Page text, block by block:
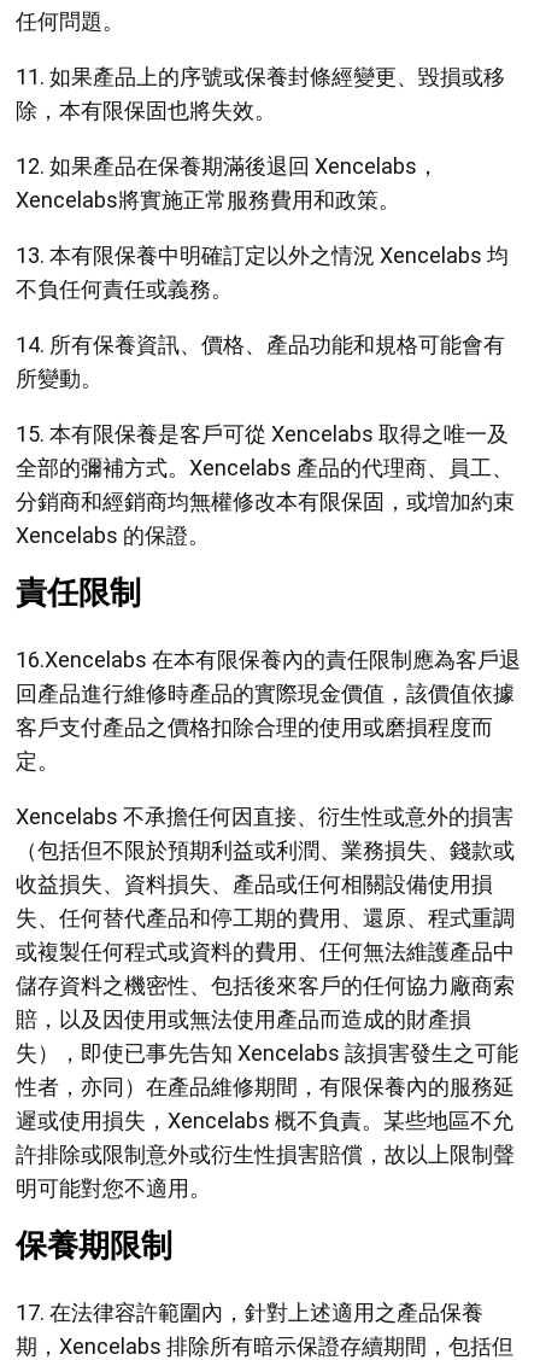
任何問題。
11. 如果產品上的序號或保養封條經變更、毀損或移
除，本有限保固也將失效。
12. 如果產品在保養期滿後退回 Xencelabs，
Xencelabs將實施正常服務費用和政策。
13. 本有限保養中明確訂定以外之情況 Xencelabs 均
不負任何責任或義務。
14. 所有保養資訊、價格、產品功能和規格可能會有
所變動。
15. 本有限保養是客戶可從 Xencelabs 取得之唯一及
全部的彌補方式。Xencelabs 產品的代理商、員工、
分銷商和經銷商均無權修改本有限保固，或増加約束
Xencelabs 的保證。
責任限制
16.Xencelabs 在本有限保養內的責任限制應為客戶退
回產品進行維修時產品的實際現金價值，該價值依據
客戶支付產品之價格扣除合理的使用或磨損程度而
定。
Xencelabs 不承擔任何因直接、衍生性或意外的損害
（包括但不限於預期利益或利潤、業務損失、錢款或
收益損失、資料損失、產品或仼何相關設備使用損
失、任何替代產品和停工期的費用、還原、程式重調
或複製任何程式或資料的費用、仼何無法維護產品中
儲存資料之機密性、包括後來客戶的任何協力廠商索
賠，以及因使用或無法使用產品而造成的財產損
失），即使已事先告知 Xencelabs 該損害發生之可能
性者，亦同）在產品維修期間，有限保養內的服務延
遲或使用損失，Xencelabs 概不負責。某些地區不允
許排除或限制意外或衍生性損害賠償，故以上限制聲
明可能對您不適用。
保養期限制
17. 在法律容許範圍內，針對上述適用之產品保養
期，Xencelabs 排除所有暗示保證存續期間，包括但